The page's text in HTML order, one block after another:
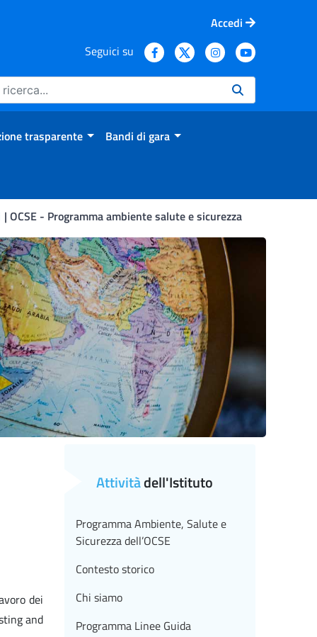
Accedi
Seguici su
trasparente Bandi di gara
OCSE - Programma ambiente salute e sicurezza
dei
and
Attivitàdell'Istituto
Programma Ambiente, Salute e
Sicurezza dell’OCSE
Contesto storico
Chi siamo
Programma Linee Guida